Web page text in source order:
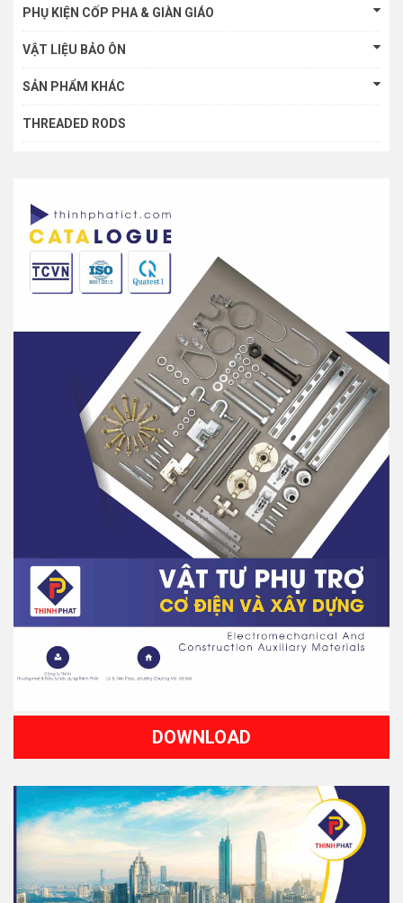
PHỤ KIỆN CỐP PHA & GIÀN GIÁO
VẬT LIỆU BẢO ÔN
SẢN PHẨM KHÁC
THREADED RODS
DOWNLOAD